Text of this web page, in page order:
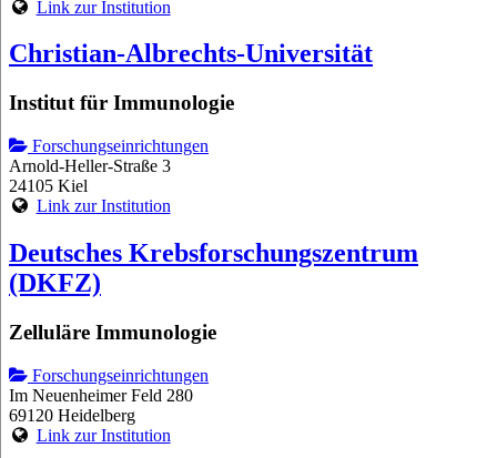
Link zur Institution
Christian-Albrechts-Universität
Institut für Immunologie
Forschungseinrichtungen
Arnold-Heller-Straße 3
24105 Kiel
Link zur Institution
Deutsches Krebsforschungszentrum
(DKFZ)
Zelluläre Immunologie
Forschungseinrichtungen
Im Neuenheimer Feld 280
69120 Heidelberg
Link zur Institution